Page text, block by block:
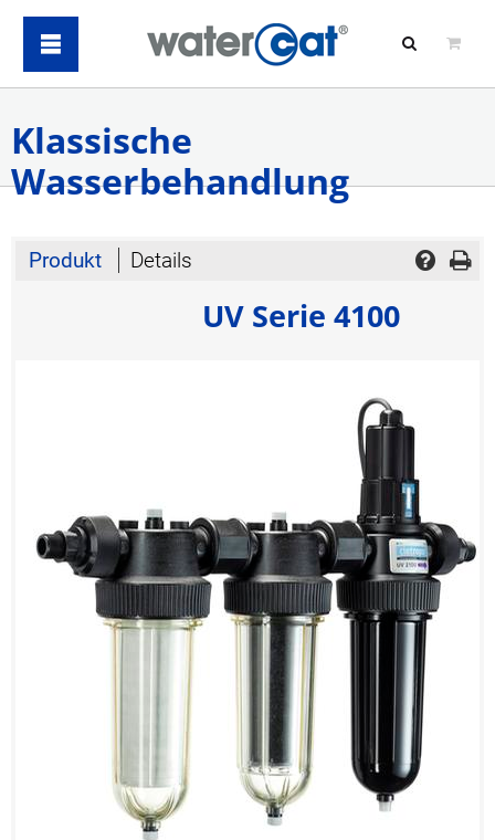
Klassische
Wasserbehandlung
Produkt Details
UV Serie 4100